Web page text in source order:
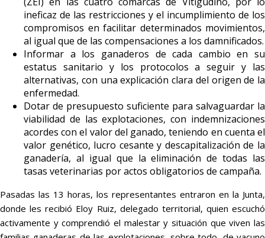
ineficaz de las restricciones y el incumplimiento de los
compromisos en facilitar determinados movimientos,
al igual que de las compensaciones a los damnificados.
Informar a los ganaderos de cada cambio en su
estatus sanitario y los protocolos a seguir y las
alternativas, con una explicación clara del origen de la
enfermedad.
Dotar de presupuesto suficiente para salvaguardar la
viabilidad de las explotaciones, con indemnizaciones
acordes con el valor del ganado, teniendo en cuenta el
valor genético, lucro cesante y descapitalización de la
ganadería, al igual que la eliminación de todas las
tasas veterinarias por actos obligatorios de campaña.
Pasadas las 13 horas, los representantes entraron en la Junta,
donde les recibió Eloy Ruiz, delegado territorial, quien escuchó
activamente y comprendió el malestar y situación que viven las